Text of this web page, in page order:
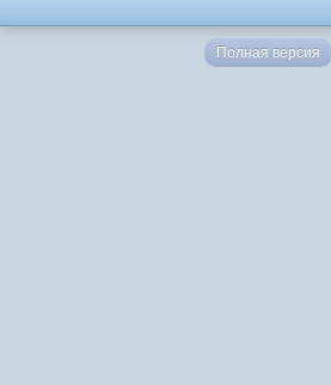
Полная версия